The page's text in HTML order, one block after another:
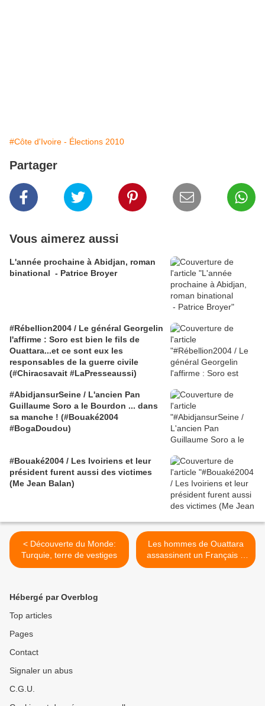
#Côte d'Ivoire - Élections 2010
Partager
Vous aimerez aussi
L'année prochaine à Abidjan, roman
binational - Patrice Broyer
#Rébellion2004 / Le général Georgelin
l'affirme : Soro est bien le fils de
Ouattara...et ce sont eux les
responsables de la guerre civile
(#Chiracsavait #LaPresseaussi)
#AbidjansurSeine / L'ancien Pan
Guillaume Soro a le Bourdon ... dans
sa manche ! (#Bouaké2004
#BogaDoudou)
#Bouaké2004 / Les Ivoiriens et leur
président furent aussi des victimes
(Me Jean Balan)
< Découverte du Monde:
Turquie, terre de vestiges
Les hommes de Ouattara
assassinent un Français à
Yamoussoukro >
Hébergé par Overblog
Top articles
Pages
Contact
Signaler un abus
C.G.U.